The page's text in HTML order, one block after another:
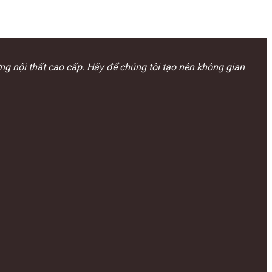
nội thất cao cấp. Hãy để chúng tôi tạo nên không gian